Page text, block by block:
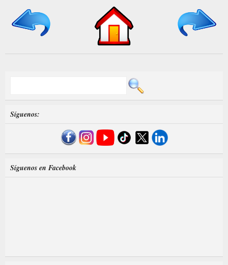
Síguenos:
Síguenos en Facebook